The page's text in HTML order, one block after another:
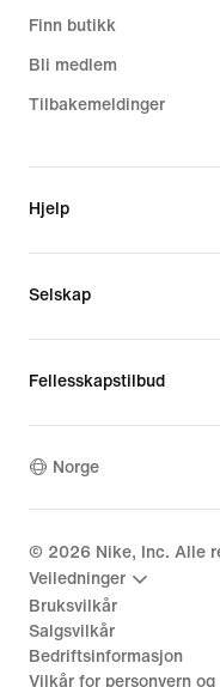
Finn butikk
Bli medlem
Tilbakemeldinger
Hjelp
Selskap
Fellesskapstilbud
Norge
© 2026 Nike, Inc. Alle
Veiledninger
Bruksvilkår
Salgsvilkår
Bedriftsinformasjon
Vilkår for personvern